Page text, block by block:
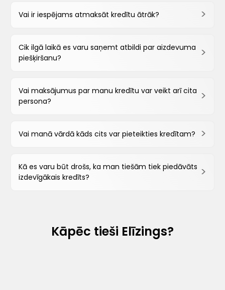
Vai ir iespējams atmaksāt kredītu ātrāk?
Cik ilgā laikā es varu saņemt atbildi par aizdevuma
piešķiršanu?
Vai maksājumus par manu kredītu var veikt arī cita
persona?
Vai manā vārdā kāds cits var pieteikties kredītam?
Kā es varu būt drošs, ka man tiešām tiek piedāvāts
izdevīgākais kredīts?
Kāpēc tieši Elīzings?